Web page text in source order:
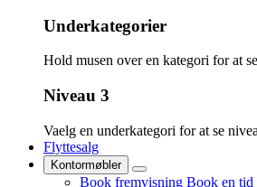
Underkategorier
Hold musen over en kategori for at
Niveau 3
Vaelg en underkategori for at se
Flyttesalg
Kontormøbler
Book fremvisning Book en tid